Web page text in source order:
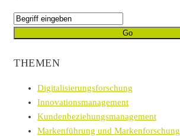
THEMEN
Digitalisierungsforschung
Innovationsmanagement
Kundenbeziehungsmanagement
Markenführung und Markenforschung